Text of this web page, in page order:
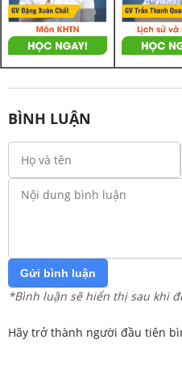
BÌNH LUẬN
Gửi bình luận
*Bình luận sẽ hiển thị sau khi
Hãy trở thành người đầu tiên